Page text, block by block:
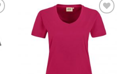
Wunschliste
hinzufügen